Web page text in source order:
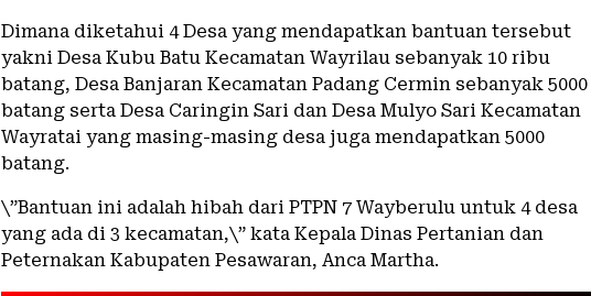
Dimana diketahui 4 Desa yang mendapatkan bantuan tersebut
yakni Desa Kubu Batu Kecamatan Wayrilau sebanyak 10 ribu
batang, Desa Banjaran Kecamatan Padang Cermin sebanyak 5000
batang serta Desa Caringin Sari dan Desa Mulyo Sari Kecamatan
Wayratai yang masing-masing desa juga mendapatkan 5000
batang.
\”Bantuan ini adalah hibah dari PTPN 7 Wayberulu untuk 4 desa
yang ada di 3 kecamatan,\” kata Kepala Dinas Pertanian dan
Peternakan Kabupaten Pesawaran, Anca Martha.